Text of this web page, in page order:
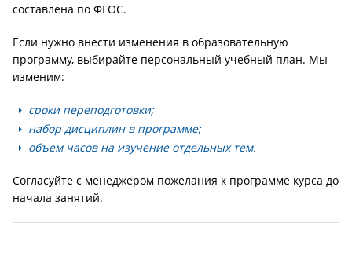
составлена по ФГОС.
Если нужно внести изменения в образовательную
программу, выбирайте персональный учебный план. Мы
изменим:
сроки переподготовки;
набор дисциплин в программе;
объем часов на изучение отдельных тем.
Согласуйте с менеджером пожелания к программе курса до
начала занятий.